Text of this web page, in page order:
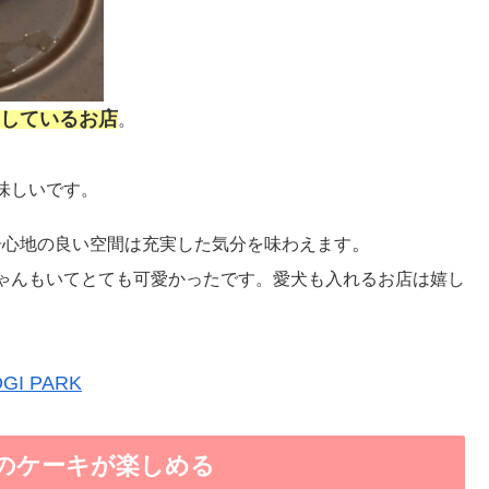
ているお店。
しいです。
地の良い空間は充実した気分を味わえます。
んもいてとても可愛かったです。愛犬も入れるお店は嬉し
PARK
ケーキが楽しめる